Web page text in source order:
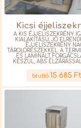
Kicsi
A KIS ÉJJELISZEKRÉNY
KIALAKÍTÁSÚ, JÓ
ÉJJELISZEKRÉNY
TÁROLÓRÉSZEKKEL. A
ES LAMINÁLT
KÉSZÜL, ABS
Részletek
bruttó 15 685 Ft